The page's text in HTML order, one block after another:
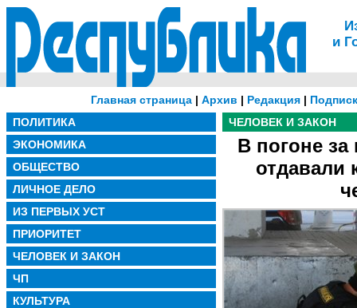
и
Главная страница| Архив | Редакция|
ПОЛИТИКА
ЭКОНОМИКА
ОБЩЕСТВО
ЛИЧНОЕ ДЕЛО
ИЗ ПЕРВЫХ УСТ
ПРИОРИТЕТ
ЧЕЛОВЕК И ЗАКОН
ЧП
КУЛЬТУРА
ЧЕЛОВЕК И ЗАКОН
В погоне
отдавали